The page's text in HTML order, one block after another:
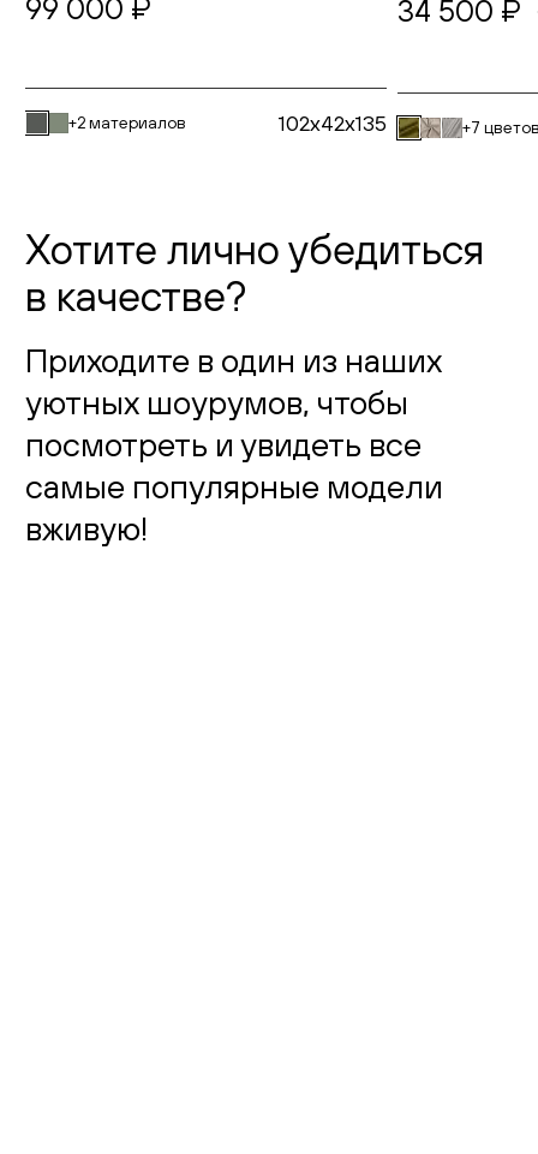
99 000 ₽
+2 материалов 102x42x135
34 500 ₽
+7
Хотите лично убедиться
в качестве?
Приходите в один из наших
уютных шоурумов, чтобы
посмотреть и увидеть все
самые популярные модели
вживую!